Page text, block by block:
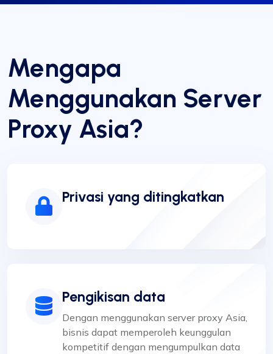
Mengapa
Menggunakan Server
Proxy Asia?
Privasi yang ditingkatkan
Pengikisan data
Dengan menggunakan server proxy Asia,
bisnis dapat memperoleh keunggulan
kompetitif dengan mengumpulkan data